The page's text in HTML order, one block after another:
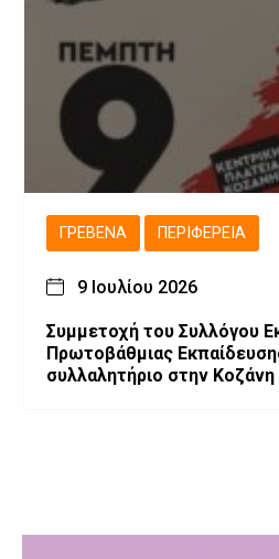
ΓΡΕΒΕΝΆ ΠΕΡΙΦΈΡΕΙΑ
9 Ιουλίου 2026
Συμμετοχή του Συλλόγου
Πρωτοβάθμιας
συλλαλητήριο στην Κοζάνη